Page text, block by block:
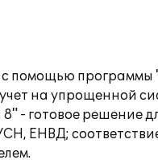
с помощью
на упрощенной
готовое решение
ЕНВД;